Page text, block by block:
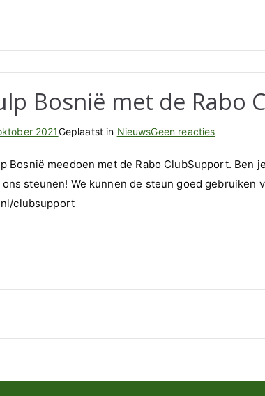
Bosnië met de Rabo
2021Geplaatst in NieuwsGeen reactiesop
Kinderhulp
Bosnië
Bosnië meedoen met de Rabo ClubSupport. Ben
ons steunen! We kunnen de steun goed
clubsupport